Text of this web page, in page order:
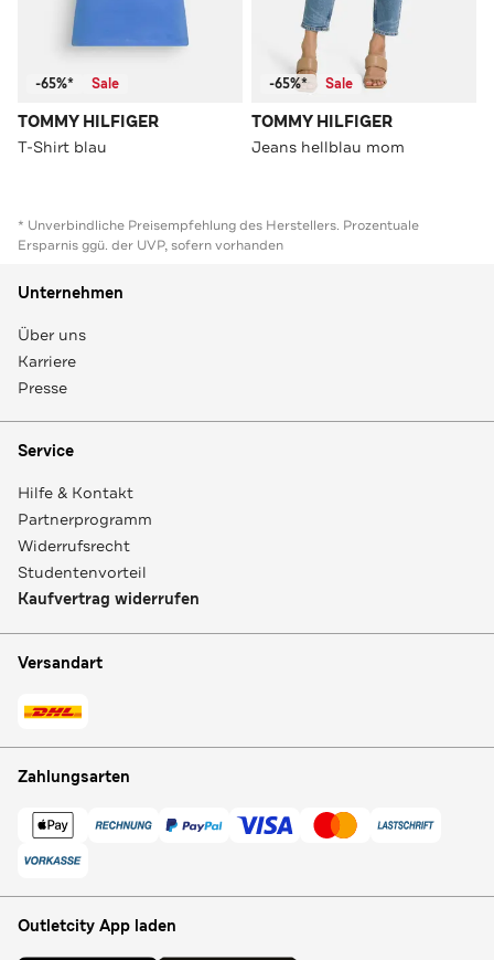
-65%* Sale
TOMMY HILFIGER
T-Shirt blau
-65%* Sale
TOMMY HILFIGER
Jeans hellblau mom
* Unverbindliche Preisempfehlung des Herstellers. Prozentuale
Ersparnis ggü. der UVP, sofern vorhanden
Unternehmen
Über uns
Karriere
Presse
Service
Hilfe & Kontakt
Partnerprogramm
Widerrufsrecht
Studentenvorteil
Kaufvertrag widerrufen
Versandart
Zahlungsarten
Outletcity App laden